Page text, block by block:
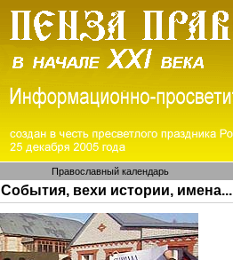
Православный календарь
События, вехи истории, имена...